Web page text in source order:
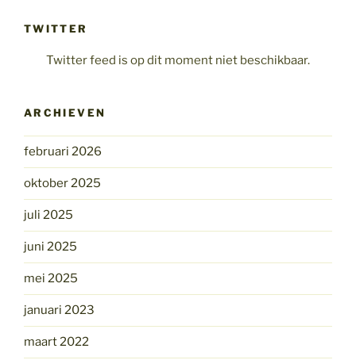
TWITTER
Twitter feed is op dit moment niet beschikbaar.
ARCHIEVEN
februari 2026
oktober 2025
juli 2025
juni 2025
mei 2025
januari 2023
maart 2022